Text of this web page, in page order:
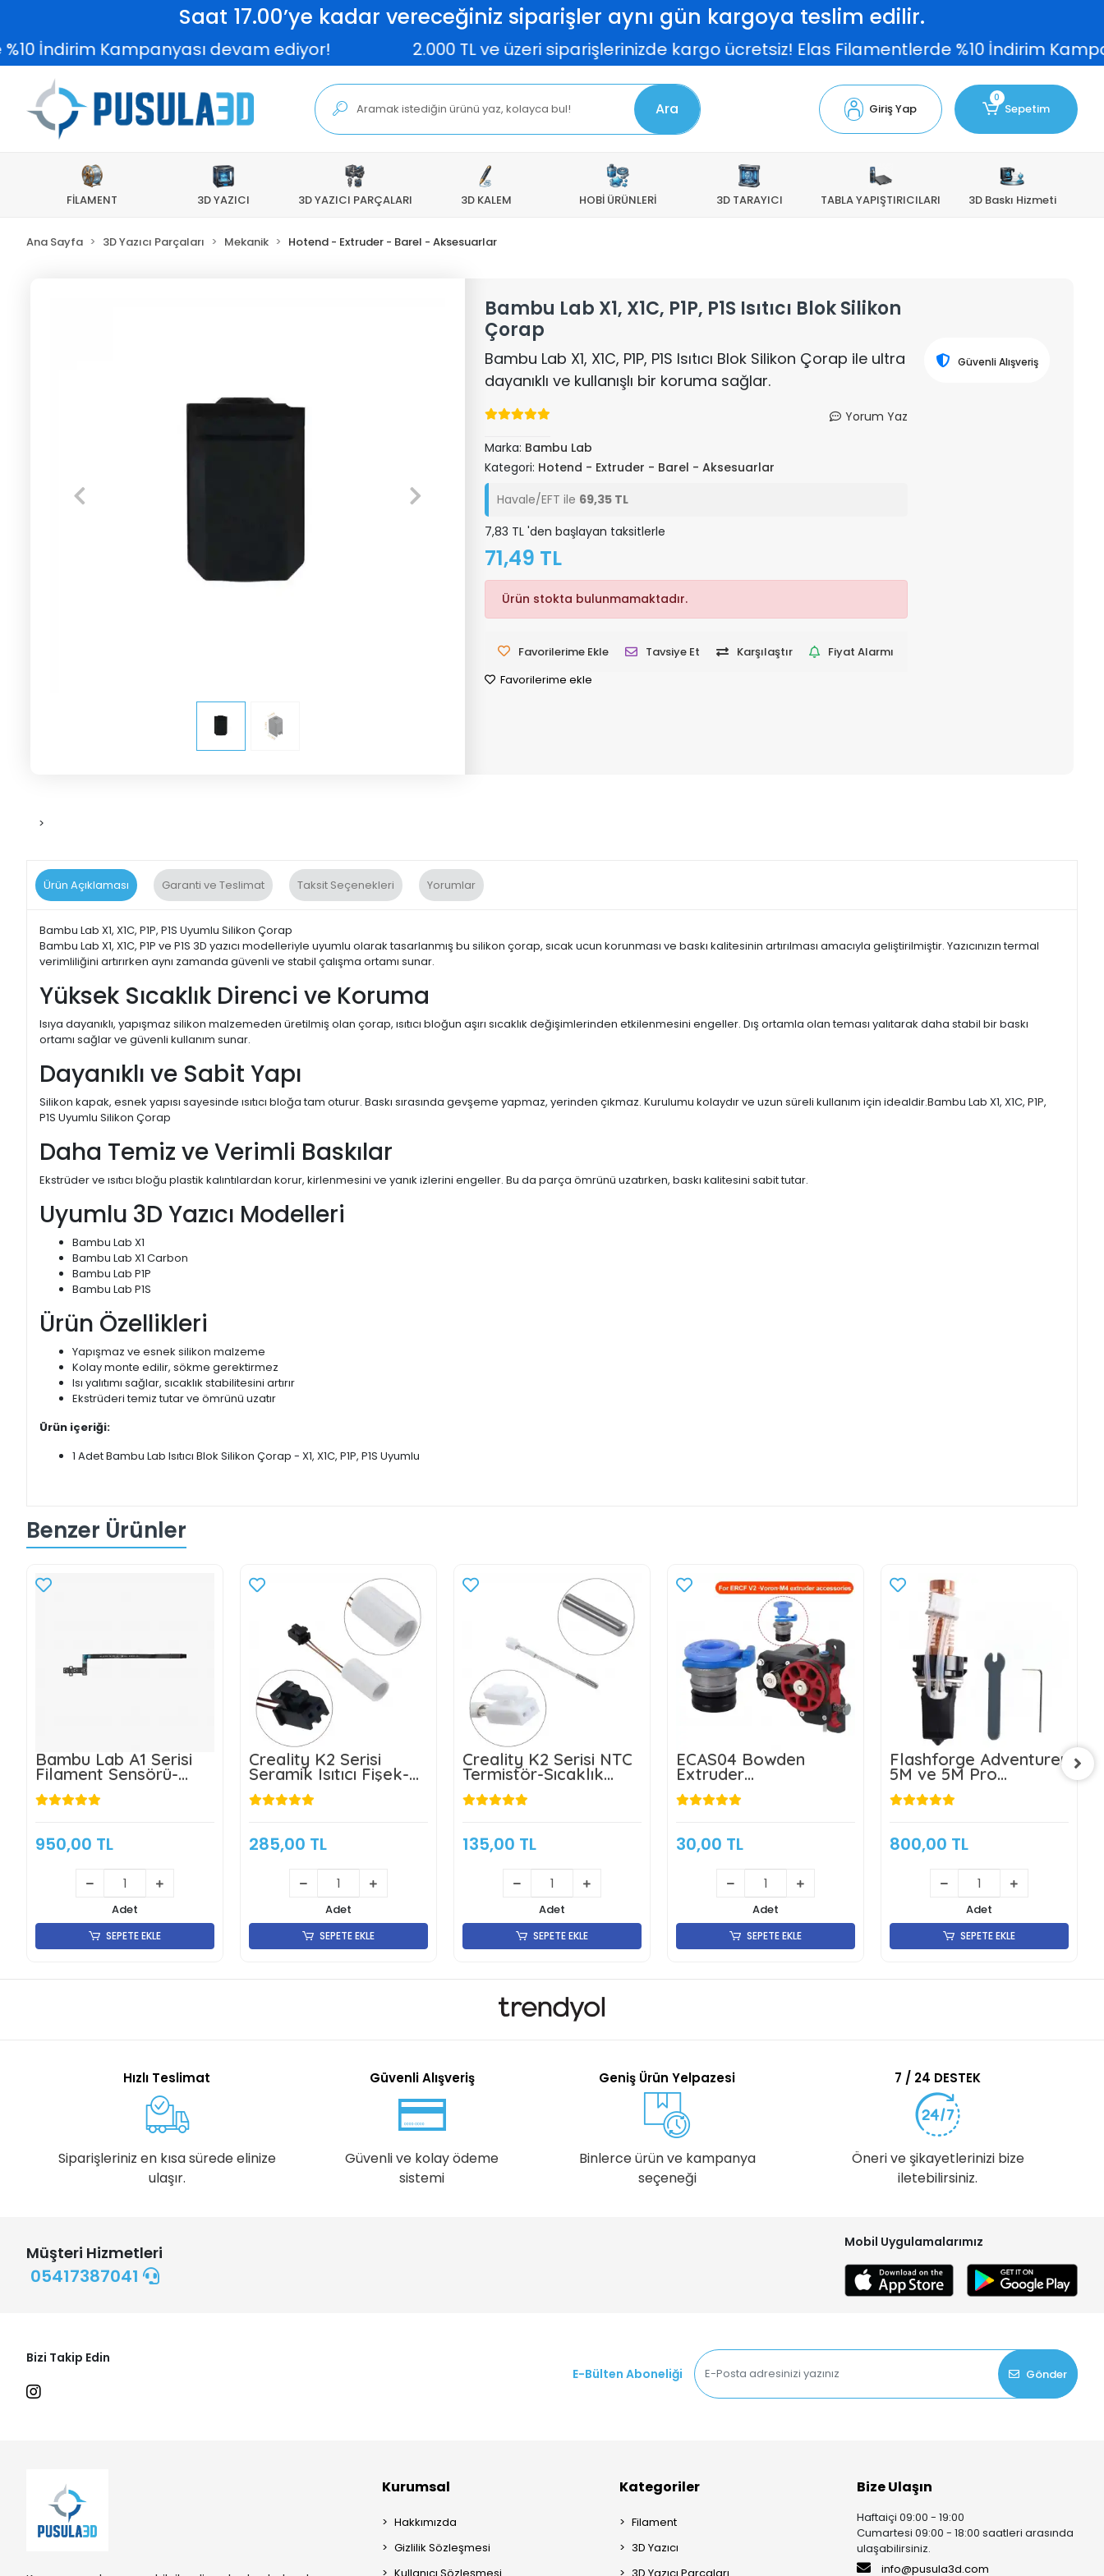
Saat 17.00’ye kadar vereceğiniz siparişler aynı gün kargoya teslim edilir.
Kampanyası devam ediyor! 2.000 TL ve üzeri siparişlerinizde kargo ücretsiz! Elas Filamentlerde %10 İndirim
Ara Giriş Yap
0
Sepetim
FİLAMENT 3D YAZICI 3D YAZICI PARÇALARI 3D KALEM HOBİ ÜRÜNLERİ 3D TARAYICI TABLA YAPIŞTIRICILARI 3D Baskı Hizmeti
Ana Sayfa 3D Yazıcı Parçaları Mekanik Hotend - Extruder - Barel - Aksesuarlar
Bambu Lab X1, X1C, P1P, P1S Isıtıcı Blok Silikon
Çorap
Bambu Lab X1, X1C, P1P, P1S Isıtıcı Blok Silikon Çorap ile ultra
dayanıklı ve kullanışlı bir koruma sağlar.
Yorum Yaz
Marka: Bambu Lab
Kategori: Hotend - Extruder - Barel - Aksesuarlar
Havale/EFT ile 69,35 TL
7,83 TL 'den başlayan taksitlerle
71,49 TL
Ürün stokta bulunmamaktadır.
Favorilerime Ekle Tavsiye Et Karşılaştır
Fiyat Alarmı
Favorilerime ekle
Güvenli Alışveriş
>
Ürün Açıklaması Garanti ve Teslimat Taksit Seçenekleri Yorumlar
Bambu Lab X1, X1C, P1P, P1S Uyumlu Silikon Çorap
Bambu Lab X1, X1C, P1P ve P1S 3D yazıcı modelleriyle uyumlu olarak tasarlanmış bu silikon çorap, sıcak ucun korunması ve baskı kalitesinin artırılması amacıyla geliştirilmiştir. Yazıcınızın termal
verimliliğini artırırken aynı zamanda güvenli ve stabil çalışma ortamı sunar.
Yüksek Sıcaklık Direnci ve Koruma
Isıya dayanıklı, yapışmaz silikon malzemeden üretilmiş olan çorap, ısıtıcı bloğun aşırı sıcaklık değişimlerinden etkilenmesini engeller. Dış ortamla olan teması yalıtarak daha stabil bir baskı
ortamı sağlar ve güvenli kullanım sunar.
Dayanıklı ve Sabit Yapı
Silikon kapak, esnek yapısı sayesinde ısıtıcı bloğa tam oturur. Baskı sırasında gevşeme yapmaz, yerinden çıkmaz. Kurulumu kolaydır ve uzun süreli kullanım için idealdir.Bambu Lab X1, X1C, P1P,
P1S Uyumlu Silikon Çorap
Daha Temiz ve Verimli Baskılar
Ekstrüder ve ısıtıcı bloğu plastik kalıntılardan korur, kirlenmesini ve yanık izlerini engeller. Bu da parça ömrünü uzatırken, baskı kalitesini sabit tutar.
Uyumlu 3D Yazıcı Modelleri
Bambu Lab X1
Bambu Lab X1 Carbon
Bambu Lab P1P
Bambu Lab P1S
Ürün Özellikleri
Yapışmaz ve esnek silikon malzeme
Kolay monte edilir, sökme gerektirmez
Isı yalıtımı sağlar, sıcaklık stabilitesini artırır
Ekstrüderi temiz tutar ve ömrünü uzatır
Ürün içeriği:
1 Adet Bambu Lab Isıtıcı Blok Silikon Çorap - X1, X1C, P1P, P1S Uyumlu
Benzer Ürünler
Bambu Lab A1 Serisi
Filament Sensörü-
FAE010
950,00 TL
Adet
SEPETE EKLE
Creality K2 Serisi
Seramik Isıtıcı Fişek-
Klon
285,00 TL
Adet
SEPETE EKLE
Creality K2 Serisi NTC
Termistör-Sıcaklık
Sensörü
135,00 TL
Adet
SEPETE EKLE
ECAS04 Bowden
Extruder
Konnektörü-4x2 PTFE
Teflon Boru Girişi
30,00 TL
Adet
SEPETE EKLE
Flashforge Adventurer
5M ve 5M Pro
Geliştirilmiş Hotend
Seti
800,00 TL
Adet
SEPETE EKLE
Hızlı Teslimat
Siparişleriniz en kısa sürede elinize
ulaşır.
Güvenli Alışveriş
Güvenli ve kolay ödeme
sistemi
Geniş Ürün Yelpazesi
Binlerce ürün ve kampanya
seçeneği
7 / 24 DESTEK
Öneri ve şikayetlerinizi bize
iletebilirsiniz.
Müşteri Hizmetleri
05417387041
Mobil Uygulamalarımız
Bizi Takip Edin
E-Bülten Aboneliği
Gönder
Kurumsal
Hakkımızda
Gizlilik Sözleşmesi
Kategoriler
Filament
3D Yazıcı
Bize Ulaşın
Haftaiçi 09:00 - 19:00
Cumartesi 09:00 - 18:00 saatleri arasında
ulaşabilirsiniz.
info@pusula3d.com